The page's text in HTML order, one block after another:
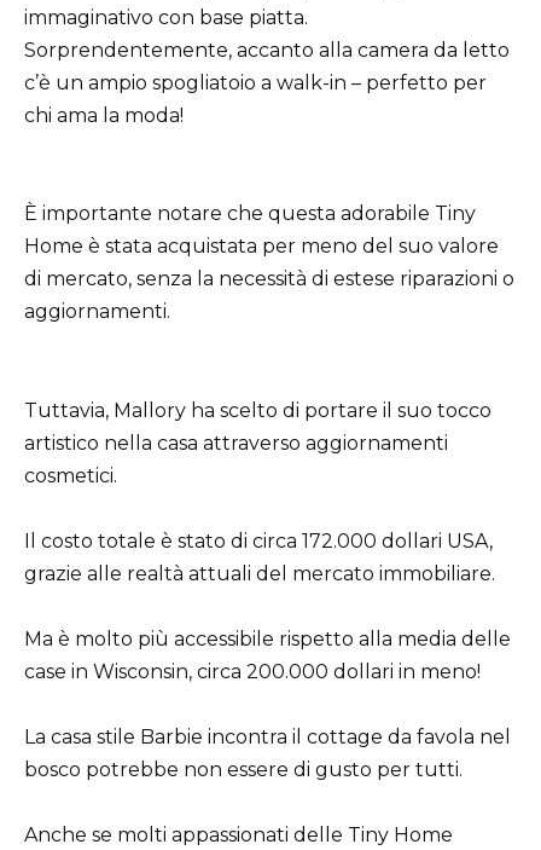
immaginativo con base piatta.
Sorprendentemente, accanto alla camera da letto
c’è un ampio spogliatoio a walk-in – perfetto per
chi ama la moda!
È importante notare che questa adorabile Tiny
Home è stata acquistata per meno del suo valore
di mercato, senza la necessità di estese riparazioni o
aggiornamenti.
Tuttavia, Mallory ha scelto di portare il suo tocco
artistico nella casa attraverso aggiornamenti
cosmetici.
Il costo totale è stato di circa 172.000 dollari USA,
grazie alle realtà attuali del mercato immobiliare.
Ma è molto più accessibile rispetto alla media delle
case in Wisconsin, circa 200.000 dollari in meno!
La casa stile Barbie incontra il cottage da favola nel
bosco potrebbe non essere di gusto per tutti.
Anche se molti appassionati delle Tiny Home